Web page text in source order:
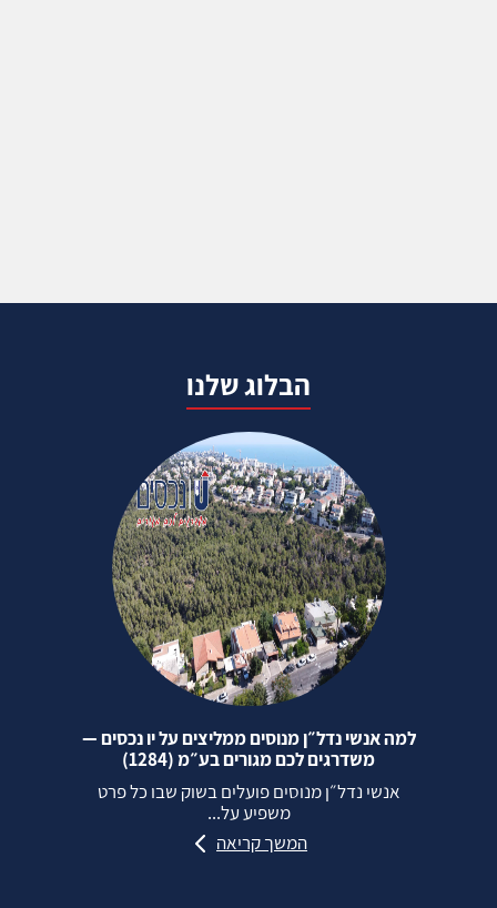
הבלוג שלנו
למה אנשי נדל״ן מנוסים ממליצים על יו נכסים —
משדרגים לכם מגורים בע״מ (1284)
אנשי נדל״ן מנוסים פועלים בשוק שבו כל פרט
משפיע על...
המשך קריאה